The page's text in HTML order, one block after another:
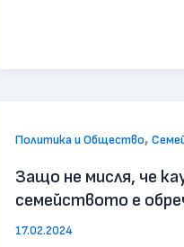
Политика и Общество,
Защо не мисля, че
семейството е
17.02.2024